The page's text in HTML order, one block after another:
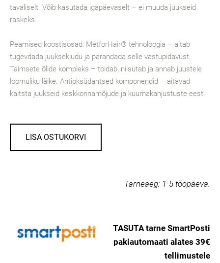
tavaliselt. Võib kasutada igapäevaselt – ei muuda juukseid
raskeks.
Peamised koostisosad: MetforHair® tehnoloogia – aitab
tugevdada juuksekiudu ja parandada selle vastupidavust.
Taimsete õlide kompleks – toidab, niisutab ja annab juustele
loomuliku läike. Antioksüdantsed komponendid – aitavad
kaitsta juukseid keskkonnamõjude ja kuumakahjustuste eest.
LISA OSTUKORVI
Tarneaeg: 1-5 tööpäeva.
TASUTA tarne SmartPosti
pakiautomaati alates 39€
tellimustele